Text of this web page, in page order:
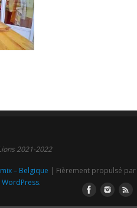
2021-2022
– Belgique | Fièrement propulsé par
WordPress.